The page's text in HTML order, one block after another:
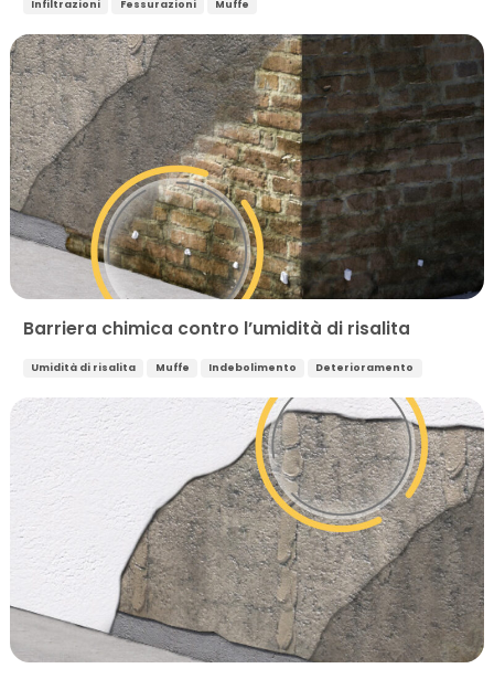
Infiltrazioni Fessurazioni Muffe
Barriera chimica contro l’umidità di risalita
Umidità di risalita Muffe Indebolimento Deterioramento